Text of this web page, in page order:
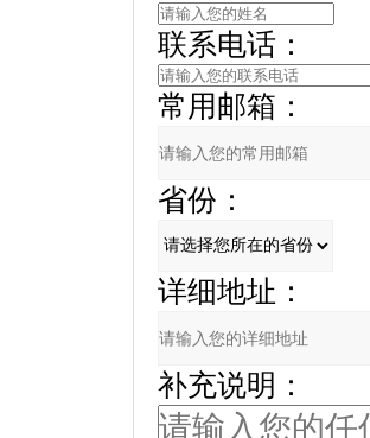
联系电话：
常用邮箱：
省份：
详细地址：
补充说明：